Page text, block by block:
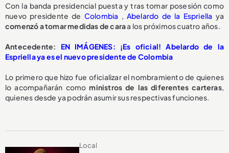
Con la banda presidencial puesta y tras tomar posesión como
nuevo presidente de Colombia , Abelardo de la Espriella ya
comenzó a tomar medidas de caraa los próximos cuatro años.
Antecedente: EN IMÁGENES: ¡Es oficial! Abelardo de la
Espriella ya es el nuevo presidente de Colombia
Lo primero que hizo fue oficializar el nombramiento de quienes
lo acompañarán comoministros de las diferentes carteras,
quienes desde ya podrán asumir sus respectivas funciones.
Local